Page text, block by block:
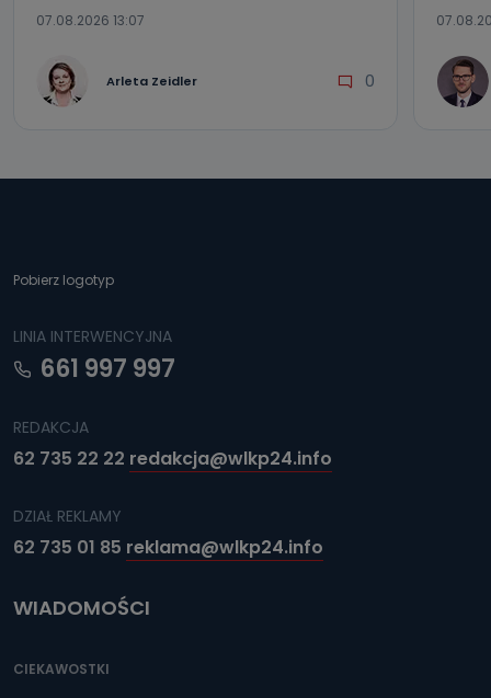
07.08.2026 13:07
Arleta Zeidler 0
Pobierz logotyp
LINIA INTERWENCYJNA
661 997 997
REDAKCJA
62 735 22 22 redakcja@wlkp24.info
DZIAŁ REKLAMY
62 735 01 85 reklama@wlkp24.info
WIADOMOŚCI
CIEKAWOSTKI